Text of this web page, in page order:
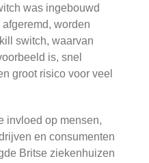
was ingebouwd
worden
switch, waarvan
is, snel
groot risico voor veel
invloed op mensen,
en consumenten
Britse ziekenhuizen